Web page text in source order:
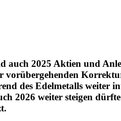
auch 2025 Aktien und
vorübergehenden
des Edelmetalls weiter
2026 weiter steigen